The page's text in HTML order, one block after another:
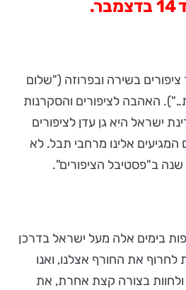
בשירה ובפרוזה ("שלום
האהבה לציפורים והסקרנות
ישראל היא גן עדן לציפורים
המגיעים אלינו מרחבי תבל. לא
שנה ב"פסטיבל הציפורים".
בימים אלה מעל ישראל בדרכן
את החורף אצלנו, ואנו
ולחוות בצורה קצת אחרת, את